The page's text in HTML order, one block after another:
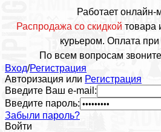
Работает онлайн-
Распродажа со скидкой товара
курьером. Оплата
По всем вопросам
Вход/Регистрация
Авторизация или Регистрация
Введите Ваш e-mail:
Введите пароль:
Забыли пароль?
Войти